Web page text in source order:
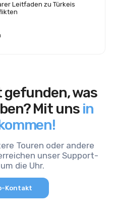
Leitfaden zu Türkeis
gefunden, was
Mit uns in
Touren oder andere
unser Support-
die Uhr.
Kontakt